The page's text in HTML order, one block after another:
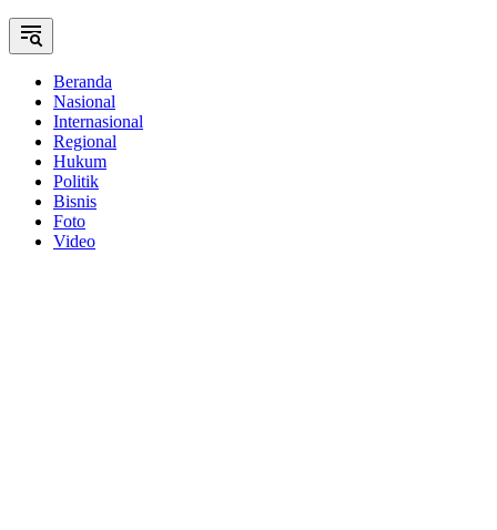
Beranda
Nasional
Internasional
Regional
Hukum
Politik
Bisnis
Foto
Video